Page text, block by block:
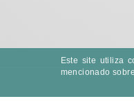
Este site utiliza
mencionado